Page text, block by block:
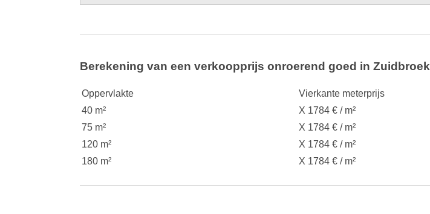
Berekening van een verkoopprijs onroerend goed in Zuidbroek
Oppervlakte Vierkante meterprijs
40 m²
X 1784 € / m²
75 m²
X 1784 € / m²
120 m²
X 1784 € / m²
180 m²
X 1784 € / m²